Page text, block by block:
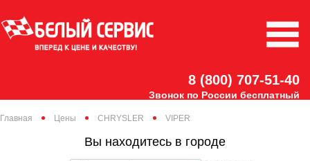
8 (800) 707-51-40
Звонок по России бесплатный
Главная Цены CHRYSLER VIPER
Вы находитесь в городе